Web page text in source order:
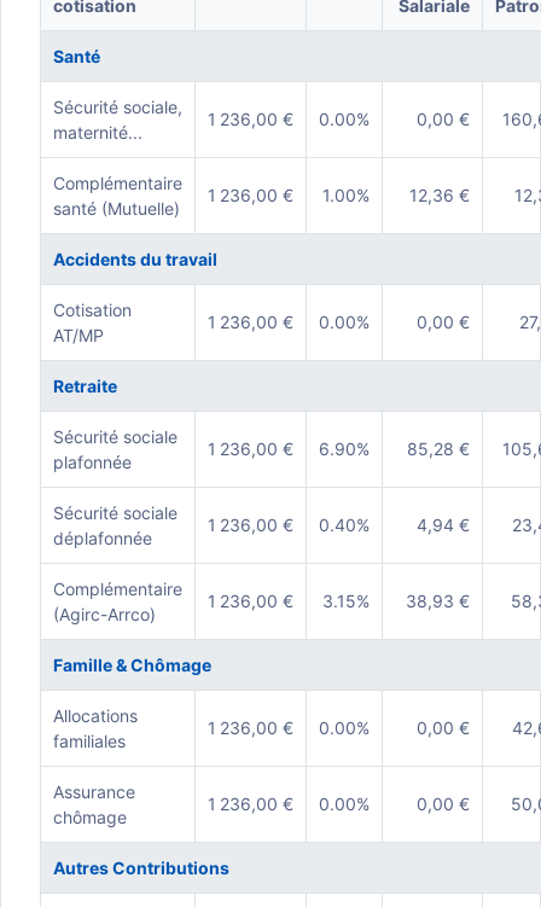
cotisation Salariale
Santé
Sécurité sociale,
maternité...
1 236,00 € 0.00% 0,00 €
Complémentaire
santé (Mutuelle)
1 236,00 € 1.00% 12,36 €
Accidents du travail
Cotisation
AT/MP
1 236,00 € 0.00% 0,00 €
Retraite
Sécurité sociale
plafonnée
1 236,00 € 6.90% 85,28 €
Sécurité sociale
déplafonnée
1 236,00 € 0.40% 4,94 €
Complémentaire
(Agirc-Arrco)
1 236,00 € 3.15% 38,93 €
Famille & Chômage
Allocations
familiales
1 236,00 € 0.00% 0,00 €
Assurance
chômage
1 236,00 € 0.00% 0,00 €
Autres Contributions